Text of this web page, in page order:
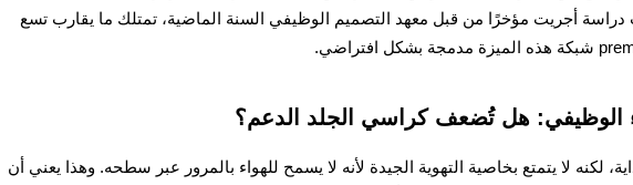
دراسة أجريت مؤخرًا من قبل معهد التصميم الوظيفي السنة الماضية، تمتلك ما يقارب تسع
الوظيفي: هل تُضعف كراسي الجلد الدعم؟
لكنه لا يتمتع بخاصية التهوية الجيدة لأنه لا يسمح للهواء بالمرور عبر سطحه. وهذا يعني أن